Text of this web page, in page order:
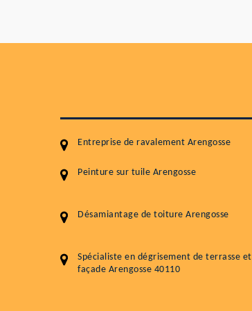
Entreprise de ravalement Arengosse
Peinture sur tuile Arengosse
Désamiantage de toiture Arengosse
Spécialiste en dégrisement de terrasse et
façade Arengosse 40110